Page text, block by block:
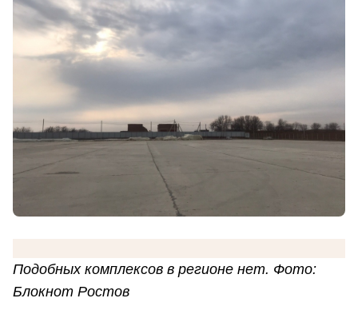
Подобных комплексов в регионе нет. Фото:
Блокнот Ростов